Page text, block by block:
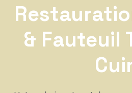
& Fauteuil